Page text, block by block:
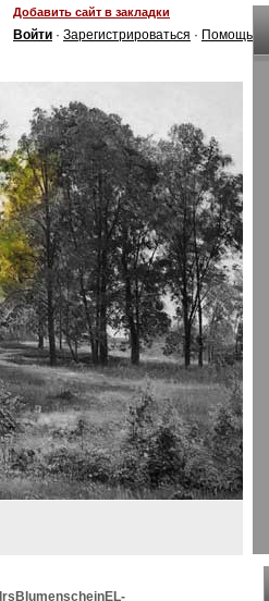
Добавить сайт в закладки
Войти · Зарегистрироваться · Помощь
lrsBlumenscheinEL-